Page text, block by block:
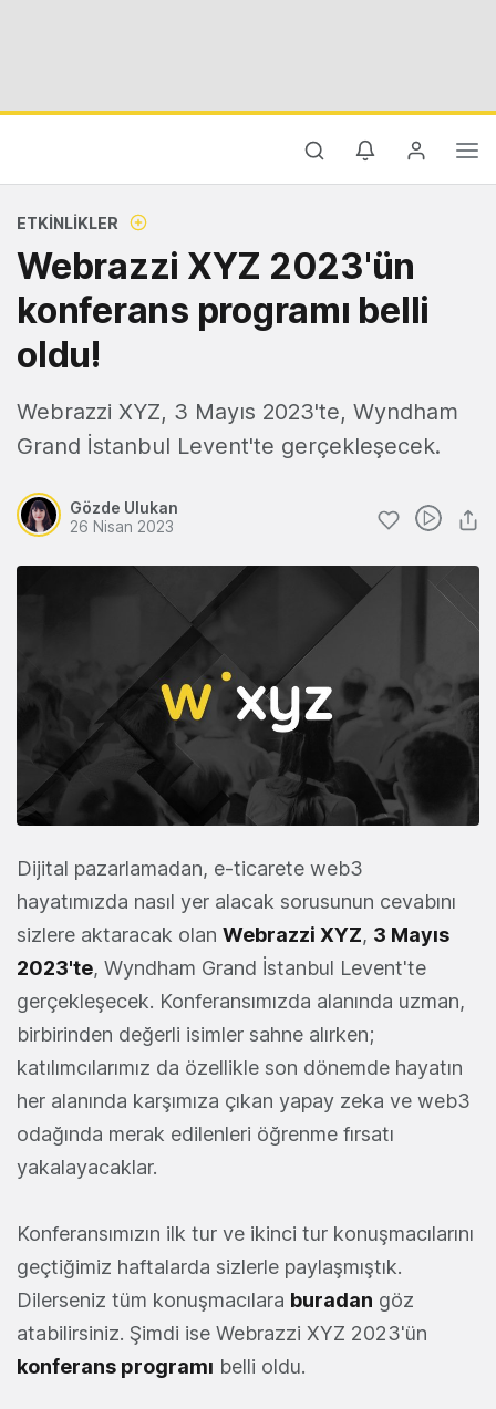
ETKINLIKLER
Webrazzi XYZ 2023'ün
konferans programı belli
oldu!
Webrazzi XYZ, 3 Mayıs 2023'te, Wyndham
Grand İstanbul Levent'te gerçekleşecek.
Gözde Ulukan
26 Nisan 2023
Dijital pazarlamadan, e-ticarete web3
hayatımızda nasıl yer alacak sorusunun cevabını
sizlere aktaracak olan Webrazzi XYZ, 3 Mayıs
2023'te, Wyndham Grand İstanbul Levent'te
gerçekleşecek. Konferansımızda alanında uzman,
birbirinden değerli isimler sahne alırken;
katılımcılarımız da özellikle son dönemde hayatın
her alanında karşımıza çıkan yapay zeka ve web3
odağında merak edilenleri öğrenme fırsatı
yakalayacaklar.
Konferansımızın ilk tur ve ikinci tur konuşmacılarını
geçtiğimiz haftalarda sizlerle paylaşmıştık.
Dilerseniz tüm konuşmacılara buradan göz
atabilirsiniz. Şimdi ise Webrazzi XYZ 2023'ün
konferans programı belli oldu.